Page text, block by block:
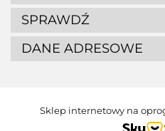
SPRAWDŹ
DANE ADRESOWE
Sklep internetowy na